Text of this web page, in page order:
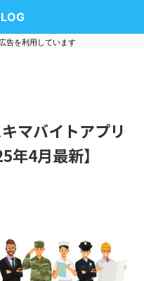
告を利用しています
マバイトアプリ
年4月最新】